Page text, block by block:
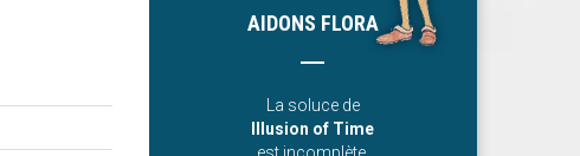
AIDONS FLORA
La soluce de
Illusion of Time